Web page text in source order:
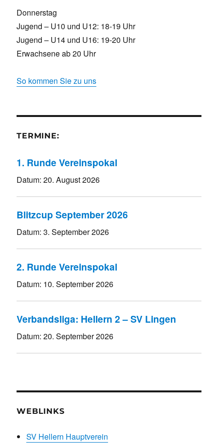
Donnerstag
Jugend – U10 und U12: 18-19 Uhr
Jugend – U14 und U16: 19-20 Uhr
Erwachsene ab 20 Uhr
So kommen Sie zu uns
TERMINE:
1. Runde Vereinspokal
Datum:20. August 2026
Blitzcup September 2026
Datum:3. September 2026
2. Runde Vereinspokal
Datum: 10. September 2026
Verbandsliga: Hellern 2 – SV Lingen
Datum:20. September 2026
WEBLINKS
SV Hellern Hauptverein